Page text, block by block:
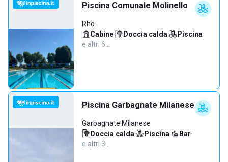
Piscina Comunale Molinello
Rho
Cabine· Doccia calda· Piscina·
e altri 6…
Piscina Garbagnate Milanese
Garbagnate Milanese
Doccia calda· Piscina· Bar·
e altri 3…